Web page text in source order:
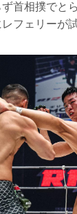
首相撲でと
フェリーが